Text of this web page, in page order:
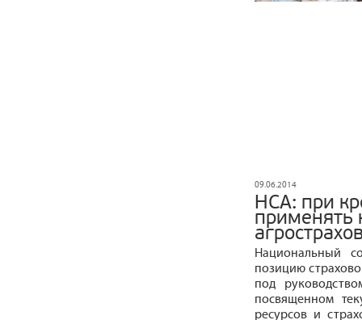
09.06.2014
НСА: при
применять
Национальный
позицию
под
посвященном
ресурсов и